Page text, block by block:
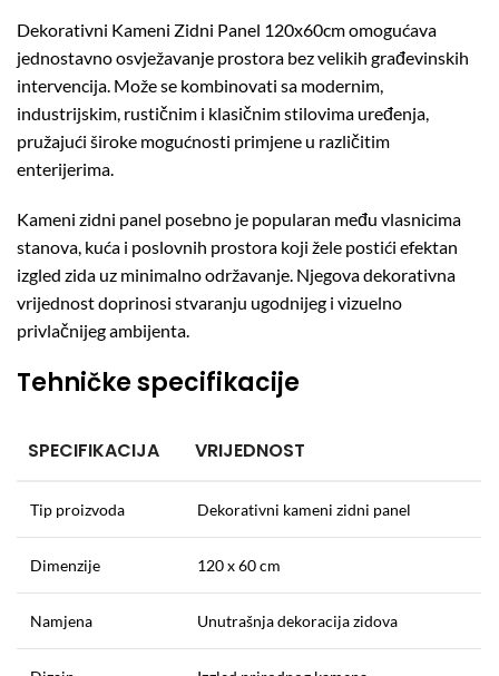
Dekorativni Kameni Zidni Panel 120x60cm omogućava
jednostavno osvježavanje prostora bez velikih građevinskih
intervencija. Može se kombinovati sa modernim,
industrijskim, rustičnim i klasičnim stilovima uređenja,
pružajući široke mogućnosti primjene u različitim
enterijerima.
Kameni zidni panel posebno je popularan među vlasnicima
stanova, kuća i poslovnih prostora koji žele postići efektan
izgled zida uz minimalno održavanje. Njegova dekorativna
vrijednost doprinosi stvaranju ugodnijeg i vizuelno
privlačnijeg ambijenta.
Tehničke specifikacije
SPECIFIKACIJA VRIJEDNOST
Tip proizvoda Dekorativni kameni zidni panel
Dimenzije 120 x 60 cm
Namjena Unutrašnja dekoracija zidova